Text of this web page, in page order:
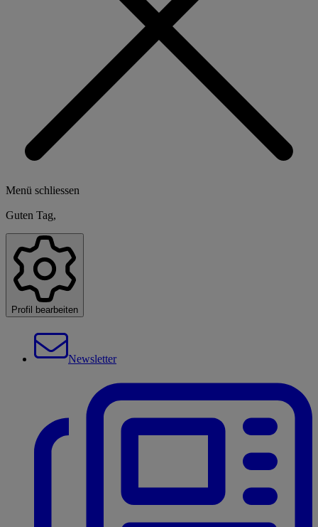
Menü schliessen
Guten Tag,
Profil bearbeiten
Newsletter